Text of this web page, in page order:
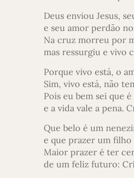
Deus enviou Jesus,
e seu amor perdão
Na cruz morreu por
mas ressurgiu e vivo
Porque vivo está, o
Sim, vivo está, não
Pois eu bem sei que
e a vida vale a pena.
Que belo é um
e que prazer um filho
Maior prazer é ter
de um feliz futuro: